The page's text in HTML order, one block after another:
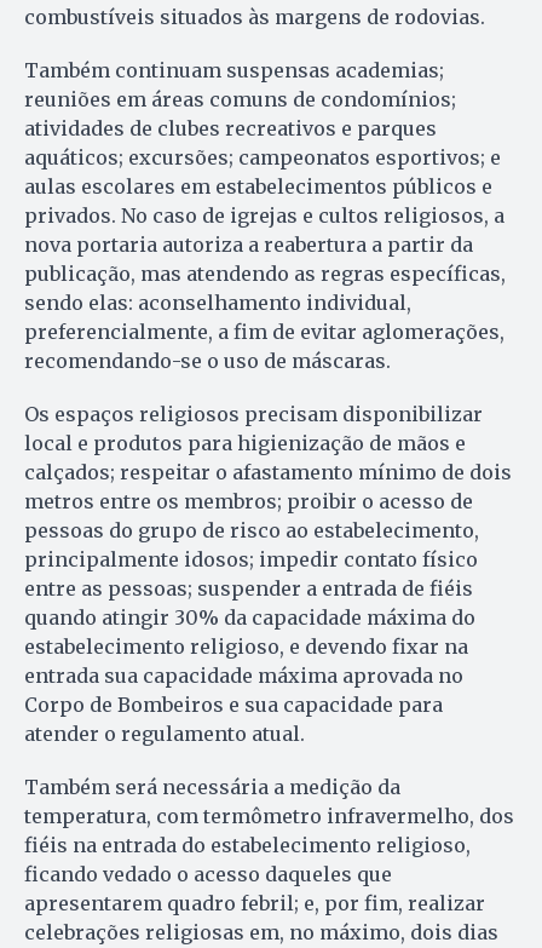
combustíveis situados às margens de rodovias.
Também continuam suspensas academias;
reuniões em áreas comuns de condomínios;
atividades de clubes recreativos e parques
aquáticos; excursões; campeonatos esportivos; e
aulas escolares em estabelecimentos públicos e
privados. No caso de igrejas e cultos religiosos, a
nova portaria autoriza a reabertura a partir da
publicação, mas atendendo as regras específicas,
sendo elas: aconselhamento individual,
preferencialmente, a fim de evitar aglomerações,
recomendando-se o uso de máscaras.
Os espaços religiosos precisam disponibilizar
local e produtos para higienização de mãos e
calçados; respeitar o afastamento mínimo de dois
metros entre os membros; proibir o acesso de
pessoas do grupo de risco ao estabelecimento,
principalmente idosos; impedir contato físico
entre as pessoas; suspender a entrada de fiéis
quando atingir 30% da capacidade máxima do
estabelecimento religioso, e devendo fixar na
entrada sua capacidade máxima aprovada no
Corpo de Bombeiros e sua capacidade para
atender o regulamento atual.
Também será necessária a medição da
temperatura, com termômetro infravermelho, dos
fiéis na entrada do estabelecimento religioso,
ficando vedado o acesso daqueles que
apresentarem quadro febril; e, por fim, realizar
celebrações religiosas em, no máximo, dois dias